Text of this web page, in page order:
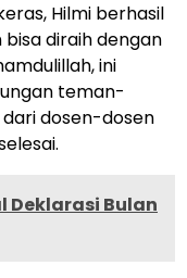
Hilmi berhasil
diraih dengan
ini
teman-
dosen-dosen
Deklarasi Bulan